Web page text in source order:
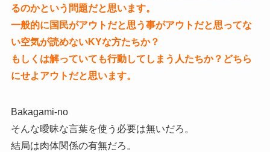
るのかという問題だと思います。
一般的に国民がアウトだと思う事がアウトだと思ってな
い空気が読めないKYな方たちか？
もしくは解っていても行動してしまう人たちか？どちら
にせよアウトだと思います。
Bakagami-no
そんな曖昧な言葉を使う必要は無いだろ。
結局は肉体関係の有無だろ。